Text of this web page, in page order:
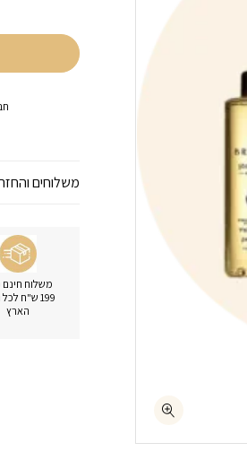
משלוחים
משלוח
199 ש"ח
הארץ